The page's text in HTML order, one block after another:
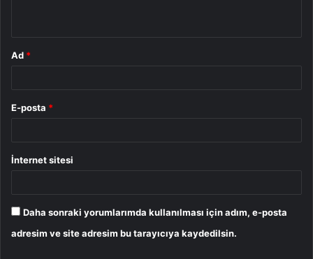
Ad *
E-posta *
İnternet sitesi
Daha sonraki yorumlarımda kullanılması için adım, e-posta
adresim ve site adresim bu tarayıcıya kaydedilsin.